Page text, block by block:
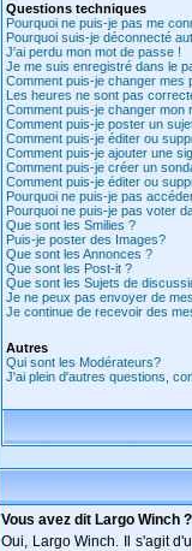
Questions techniques
Pourquoi ne puis-je pas me
Pourquoi suis-je déconnecté
J'ai perdu mon mot de passe !
Je me suis enregistré dans le
Comment puis-je changer mes
Les heures ne sont pas
Comment puis-je changer mon
Comment puis-je poster un
Comment puis-je éditer ou
Comment puis-je ajouter une
Comment puis-je créer un
Comment puis-je éditer ou
Pourquoi ne puis-je pas
Pourquoi ne puis-je pas voter
Que sont les Smilies ?
Puis-je poster des Images?
Que sont les Annonces ?
Que sont les Post-it ?
Que sont les Sujets de
Je ne peux pas envoyer de
Je continue de recevoir des
Autres
Qui sont les Modérateurs?
J'ai plein d'autres questions,
Vous avez dit Largo Winch ?
Oui, Largo Winch. Il s'agit